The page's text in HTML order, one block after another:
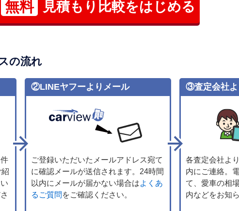
無料 見積もり比較をはじめる
の流れ
②LINEヤフーよりメール
ご登録いただいたメールアドレス宛て
に確認メールが送信されます。24時間
以内にメールが届かない場合はよくあ
るご質問 をご確認ください。
③査定会社よ
各査定会社よ
内にご連絡。
て、愛車の相
内などをお知